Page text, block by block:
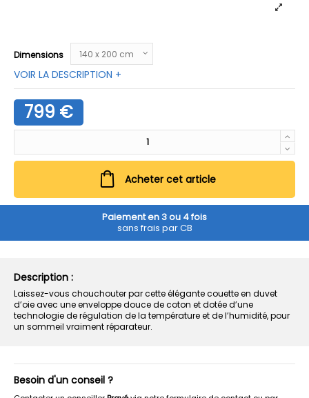
Dimensions
VOIR LA DESCRIPTION +
799 €
Acheter cet article
Paiement en 3 ou 4 fois
sans frais par CB
Description :
Laissez-vous chouchouter par cette élégante couette en duvet
d’oie avec une enveloppe douce de coton et dotée d’une
technologie de régulation de la température et de l’humidité, pour
un sommeil vraiment réparateur.
Besoin d'un conseil ?